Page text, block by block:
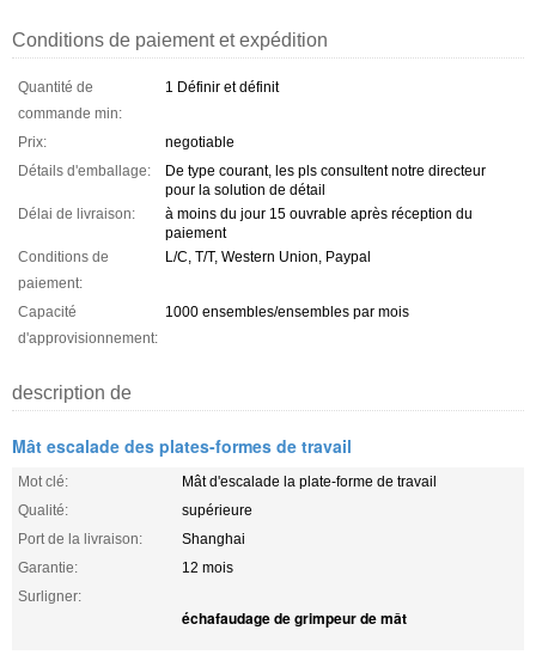
Conditions de paiement et expédition
Quantité de
commande min:
1 Définir et définit
Prix:
negotiable
Détails d'emballage:
De type courant, les pls consultent notre directeur
pour la solution de détail
Délai de livraison:
à moins du jour 15 ouvrable après réception du
paiement
Conditions de
paiement:
L/C, T/T, Western Union, Paypal
Capacité
d'approvisionnement:
1000 ensembles/ensembles par mois
description de
Mât escalade des plates-formes de travail
Mot clé:
Mât d'escalade la plate-forme de travail
Qualité:
supérieure
Port de la livraison:
Shanghai
Garantie:
12 mois
Surligner:
échafaudage de grimpeur de mât